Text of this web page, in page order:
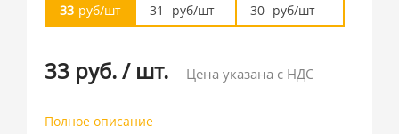
33 руб/шт
31
руб/шт
30 руб/шт
33 руб./ шт. Цена указана с НДС
Полное описание